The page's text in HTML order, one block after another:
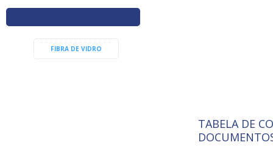
FIBRA DE VIDRO
ISO 9001:
A
TABELA DE